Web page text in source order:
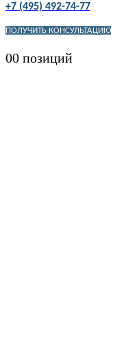
+7 (495) 492-74-77
ПОЛУЧИТЬ КОНСУЛЬТАЦИЮ
00 позиций